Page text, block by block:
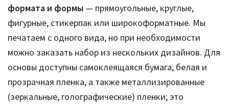
формата и формы — прямоугольные, круглые,
фигурные, стикерпак или широкоформатные. Мы
печатаем с одного вида, но при необходимости
можно заказать набор из нескольких дизайнов. Для
основы доступны самоклеящаяся бумага, белая и
прозрачная пленка, а также металлизированные
(зеркальные, голографические) пленки; это